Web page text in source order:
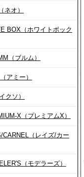
ネオ）
BOX（ホワイトボック
（ブルム）
アミー）
クソ）
X（プレミアムX）
CARNEL（レイズ/カー
（モデラーズ）